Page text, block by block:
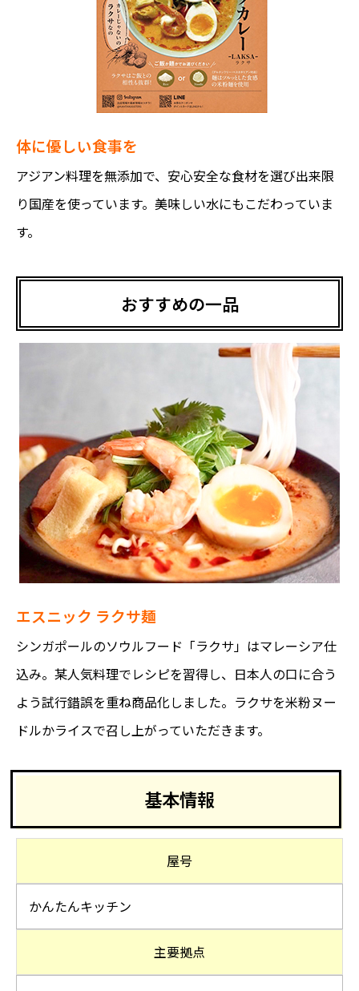
体に優しい食事を
アジアン料理を無添加で、安心安全な食材を選び出来限
り国産を使っています。美味しい水にもこだわっていま
す。
おすすめの一品
エスニック ラクサ麺
シンガポールのソウルフード「ラクサ」はマレーシア仕
込み。某人気料理でレシピを習得し、日本人の口に合う
よう試行錯誤を重ね商品化しました。ラクサを米粉ヌー
ドルかライスで召し上がっていただきます。
基本情報
屋号
かんたんキッチン
主要拠点